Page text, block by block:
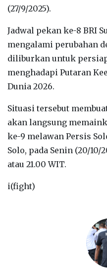
(27/9/2025).
Jadwal pekan ke-8 BRI
mengalami perubahan
diliburkan untuk
menghadapi Putaran
Dunia 2026.
Situasi tersebut
akan langsung
ke-9 melawan Persis
Solo, pada Senin (20/10/
atau 21.00 WIT.
i(fight)